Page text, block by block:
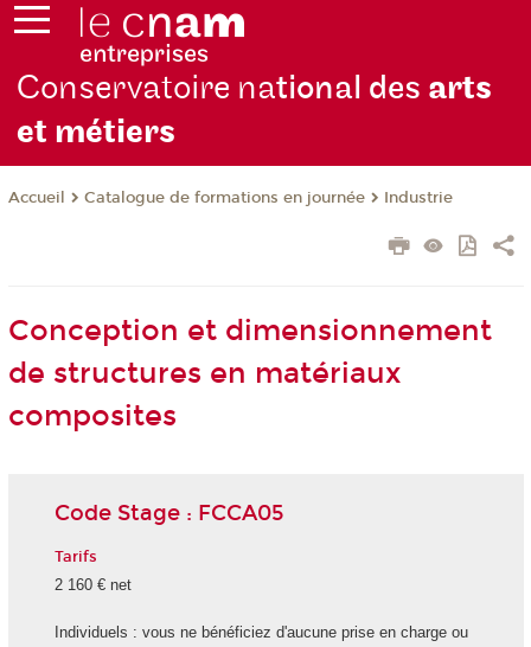
Conservatoire national des arts
et métiers
Accueil Catalogue de formations en journée Industrie
Conception et dimensionnement
de structures en matériaux
composites
Code Stage : FCCA05
Tarifs
2 160 € net
Individuels : vous ne bénéficiez d'aucune prise en charge ou